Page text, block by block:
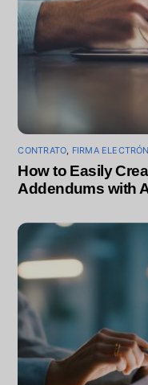
CONTRATO, FIRMA
How to Easily
Addendums with